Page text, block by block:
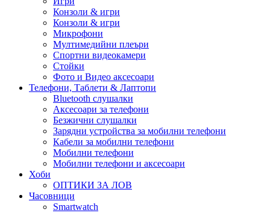
Конзоли & игри
Конзоли & игри
Микрофони
Мултимедийни плеъри
Спортни видеокамери
Стойки
Фото и Видео аксесоари
Телефони, Таблети & Лаптопи
Bluetooth слушалки
Аксесоари за телефони
Безжични слушалки
Зарядни устройства за мобилни телефони
Кабели за мобилни телефони
Мобилни телефони
Мобилни телефони и аксесоари
Хоби
ОПТИКИ ЗА ЛОВ
Часовници
Smartwatch